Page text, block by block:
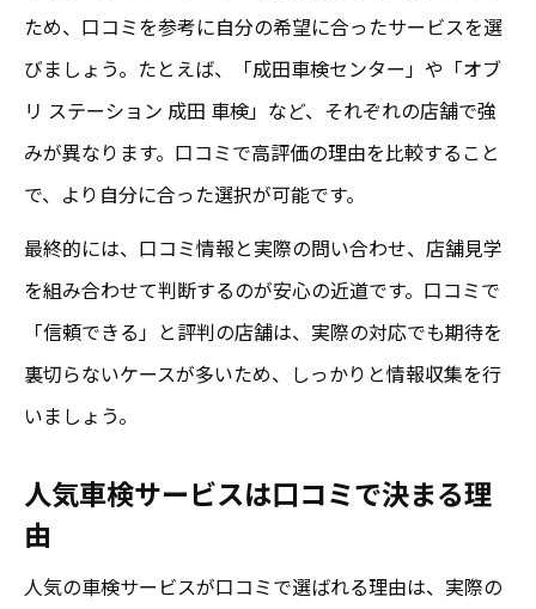
ため、口コミを参考に自分の希望に合ったサービスを選
びましょう。たとえば、「成田車検センター」や「オブ
リ ステーション 成田 車検」など、それぞれの店舗で強
みが異なります。口コミで高評価の理由を比較すること
で、より自分に合った選択が可能です。
最終的には、口コミ情報と実際の問い合わせ、店舗見学
を組み合わせて判断するのが安心の近道です。口コミで
「信頼できる」と評判の店舗は、実際の対応でも期待を
裏切らないケースが多いため、しっかりと情報収集を行
いましょう。
人気車検サービスは口コミで決まる理
由
人気の車検サービスが口コミで選ばれる理由は、実際の